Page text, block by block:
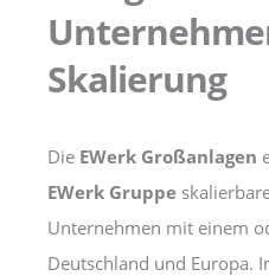
Skalierung
Die EWerk Großanlagen
EWerk Gruppe
Unternehmen mit einem
Deutschland und Europa.